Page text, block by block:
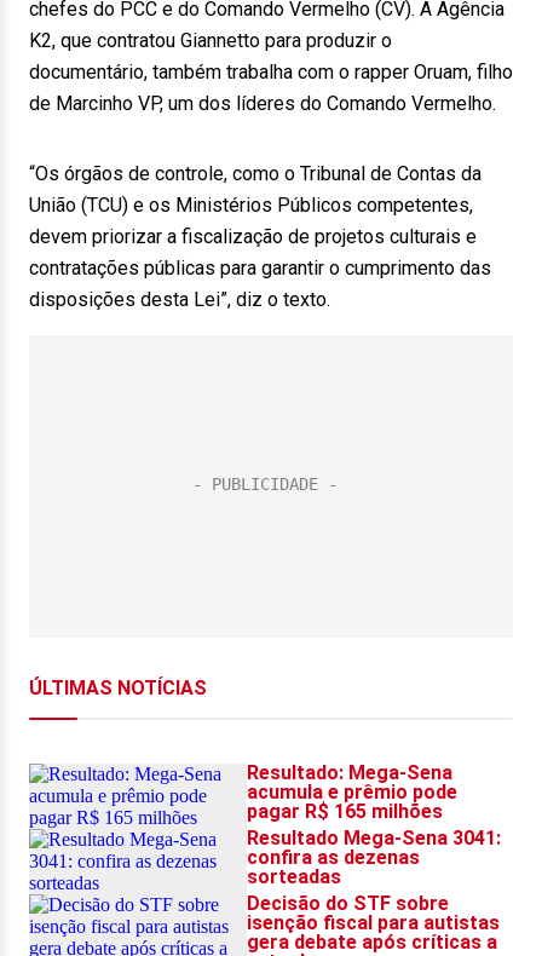
chefes do PCC e do Comando Vermelho (CV). A Agência
K2, que contratou Giannetto para produzir o
documentário, também trabalha com o rapper Oruam, filho
de Marcinho VP, um dos líderes do Comando Vermelho.
“Os órgãos de controle, como o Tribunal de Contas da
União (TCU) e os Ministérios Públicos competentes,
devem priorizar a fiscalização de projetos culturais e
contratações públicas para garantir o cumprimento das
disposições desta Lei”, diz o texto.